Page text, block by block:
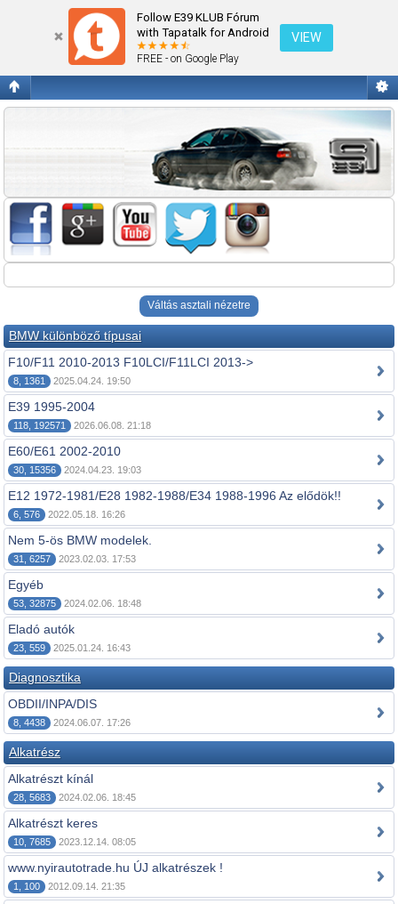
Follow E39 KLUB Fórum
with Tapatalk for Android
FREE - on Google Play
VIEW
Fórum kezdőlap megtekintése
Váltás asztali nézetre
BMW különböző típusai
F10/F11 2010-2013 F10LCI/F11LCI 2013->
8, 1361 2025.04.24. 19:50
E39 1995-2004
118, 192571 2026.06.08. 21:18
E60/E61 2002-2010
30, 15356 2024.04.23. 19:03
E12 1972-1981/E28 1982-1988/E34 1988-1996 Az elődök!!
6, 576 2022.05.18. 16:26
Nem 5-ös BMW modelek.
31, 6257 2023.02.03. 17:53
Egyéb
53, 32875 2024.02.06. 18:48
Eladó autók
23, 559 2025.01.24. 16:43
Diagnosztika
OBDII/INPA/DIS
8, 4438 2024.06.07. 17:26
Alkatrész
Alkatrészt kínál
28, 5683 2024.02.06. 18:45
Alkatrészt keres
10, 7685 2023.12.14. 08:05
www.nyirautotrade.hu ÚJ alkatrészek !
1, 100 2012.09.14. 21:35